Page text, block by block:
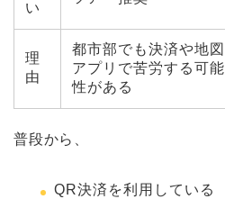
い
理
由
都市部でも決済や地図
アプリで苦労する可能
性がある
普段から、
QR決済を利用している